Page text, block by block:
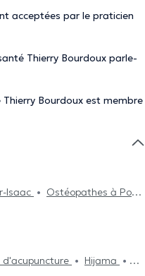
acceptées par le praticien
Thierry Bourdoux parle-
Bourdoux est membre
Isaac
Ostéopathes à Pont-
Ostéopathes à Vieux-
d'acupuncture
Hijama